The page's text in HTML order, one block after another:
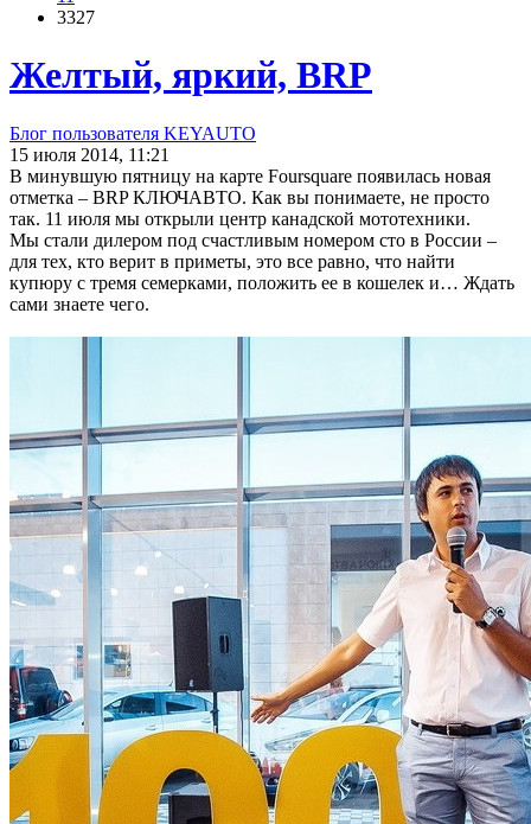
3327
Желтый, яркий, BRP
Блог пользователя KEYAUTO
15 июля 2014, 11:21
В минувшую пятницу на карте Foursquare появилась новая
отметка – BRP КЛЮЧАВТО. Как вы понимаете, не просто
так. 11 июля мы открыли центр канадской мототехники.
Мы стали дилером под счастливым номером сто в России –
для тех, кто верит в приметы, это все равно, что найти
купюру с тремя семерками, положить ее в кошелек и… Ждать
сами знаете чего.